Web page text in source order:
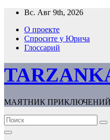
Перейти
содержимому
Вс. Авг 9th, 2026
О проекте
Спросите у Юрича
Глоссарий
МАЯТНИК